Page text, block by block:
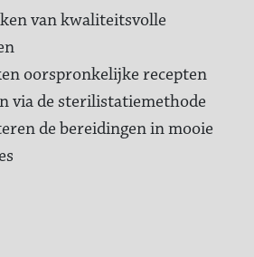
van kwaliteitsvolle
oorspronkelijke recepten
via de sterilistatiemethode
de bereidingen in mooie